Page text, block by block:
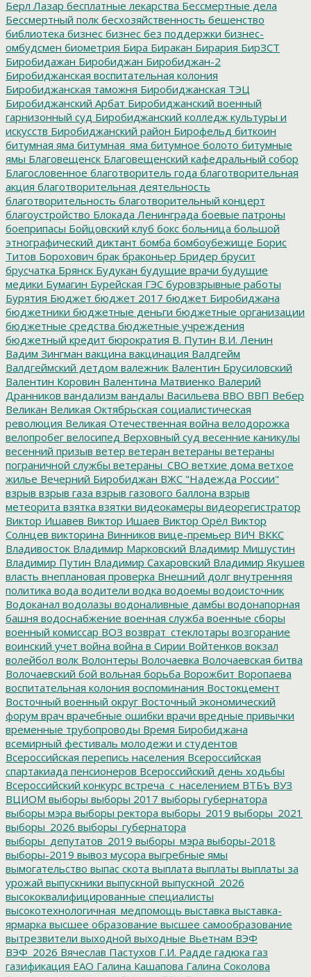
Берл Лазар бесплатные лекарства Бессмертные дела
Бессмертный полк бесхозяйственность бешенство
библиотека бизнес бизнес без поддержки бизнес-
омбудсмен биометрия Бира Биракан Бирария БирЗСТ
Биробидажан Биробиджан Биробиджан-2
Биробиджанская воспитательная колония
Биробиджанская таможня Биробиджанская ТЭЦ
Биробиджанский Арбат Биробиджанский военный
гарнизонный суд Биробиджанский колледж культуры и
искусств Биробиджанский район Бирофельд биткоин
битумная яма битумная_яма битумное болото битумные
ямы Благовещенск Благовещенский кафедральный собор
Благословенное благотворитель года благотворительная
акция благотворительная деятельность
благотворительность благотворительный концерт
благоустройство Блокада Ленинграда боевые патроны
боеприпасы Бойцовский клуб бокс больница большой
этнографический диктант бомба бомбоубежище Борис
Титов Борохович брак браконьер Бридер брусит
брусчатка Брянск Будукан будущие врачи будущие
медики Бумагин Бурейская ГЭС буровзрывные работы
Бурятия Бюджет бюджет 2017 бюджет Биробиджана
бюджетники бюджетные деньги бюджетные организации
бюджетные средства бюджетные учреждения
бюджетный кредит бюрократия В. Путин В.И. Ленин
Вадим Зингман вакцина вакцинация Валдгейм
Валдгеймский детдом валежник Валентин Брусиловский
Валентин Коровин Валентина Матвиенко Валерий
Дранников вандализм вандалы Васильева ВВО ВВП Вебер
Великан Великая Октябрьская социалистическая
революция Великая Отечественная война велодорожка
велопробег велосипед Верховный суд весенние каникулы
весенний призыв ветер ветеран ветераны ветераны
пограничной службы ветераны_СВО ветхие дома ветхое
жилье Вечерний Биробиджан ВЖС "Надежда России"
взрыв взрыв газа взрыв газового баллона взрыв
метеорита взятка взятки видеокамеры видеорегистратор
Виктор Ишавев Виктор Ишаев Виктор Орёл Виктор
Солнцев викторина Винников вице-премьер ВИЧ ВККС
Владивосток Владимир Марковский Владимир Мишустин
Владимир Путин Владимир Сахаровский Владимир Якушев
власть внеплановая проверка Внешний долг внутренняя
политика вода водители водка водоемы водоисточник
Водоканал водолазы водоналивные дамбы водонапорная
башня водоснабжение военная служба военные сборы
военный комиссар ВОЗ возврат_стеклотары возгорание
воинский учет война война в Сирии Войтенков вокзал
волейбол волк Волонтеры Волочаевка Волочаевская битва
Волочаевский бой вольная борьба Ворожбит Воропаева
воспитательная колония воспоминания Востокцемент
Восточный военный округ Восточный экономический
форум врач врачебные ошибки врачи вредные привычки
временные трубопроводы Время Биробиджана
всемирный фестиваль молодежи и студентов
Всероссийская перепись населения Всероссийская
спартакиада пенсионеров Всероссийский день ходьбы
Всероссийский конкурс встреча_с_населением ВТБъ ВУЗ
ВЦИОМ выборы выборы 2017 выборы губернатора
выборы мэра выборы ректора выборы_2019 выборы_2021
выборы_2026 выборы_губернатора
выборы_депутатов_2019 выборы_мэра выборы-2018
выборы-2019 вывоз мусора выгребные ямы
вымогательство выпас скота выплата выплаты выплаты за
урожай выпускники выпускной выпускной_2026
высококвалифицированные специалисты
высокотехнологичная_медпомощь выставка выставка-
ярмарка высшее образование высшее самообразование
вытрезвители выходной выходные Вьетнам ВЭФ
ВЭФ_2026 Вячеслав Пастухов Г.И. Радде гадюка газ
газификация ЕАО Галина Кашапова Галина Соколова